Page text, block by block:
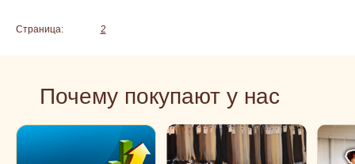
Страница: 2
Почему покупают у нас